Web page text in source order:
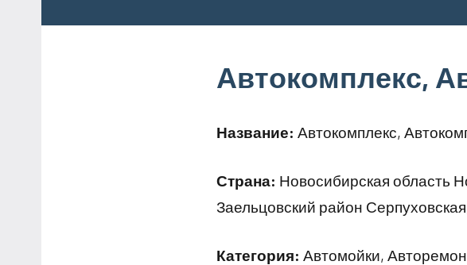
Автокомплекс,
Название: Автокомплекс,
Страна: Новосибирская область
Заельцовский район
Категория: Автомойки,